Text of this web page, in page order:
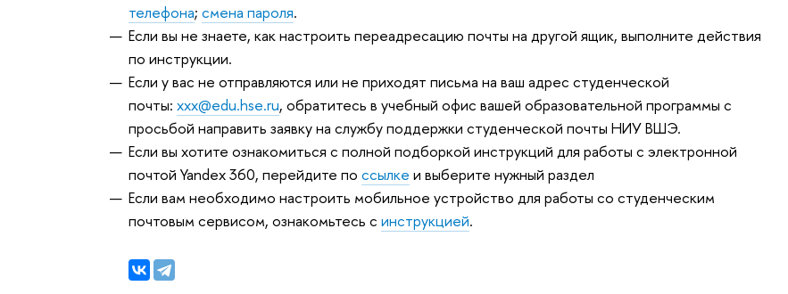
телефона;смена пароля.
Если вы не знаете, как настроить переадресацию почты на другой ящик, выполните действия
по инструкции.
Если у вас не отправляются или не приходят письма на ваш адрес студенческой
почты:xxx@edu.hse.ru, обратитесь в учебный офис вашей образовательной программы с
просьбой направить заявку на службу поддержки студенческой почты НИУ ВШЭ.
Если вы хотите ознакомиться с полной подборкой инструкций для работы с электронной
почтой Yandex 360, перейдите поссылке и выберите нужный раздел
Если вам необходимо настроить мобильное устройство для работы со студенческим
почтовым сервисом, ознакомьтесь синструкцией.